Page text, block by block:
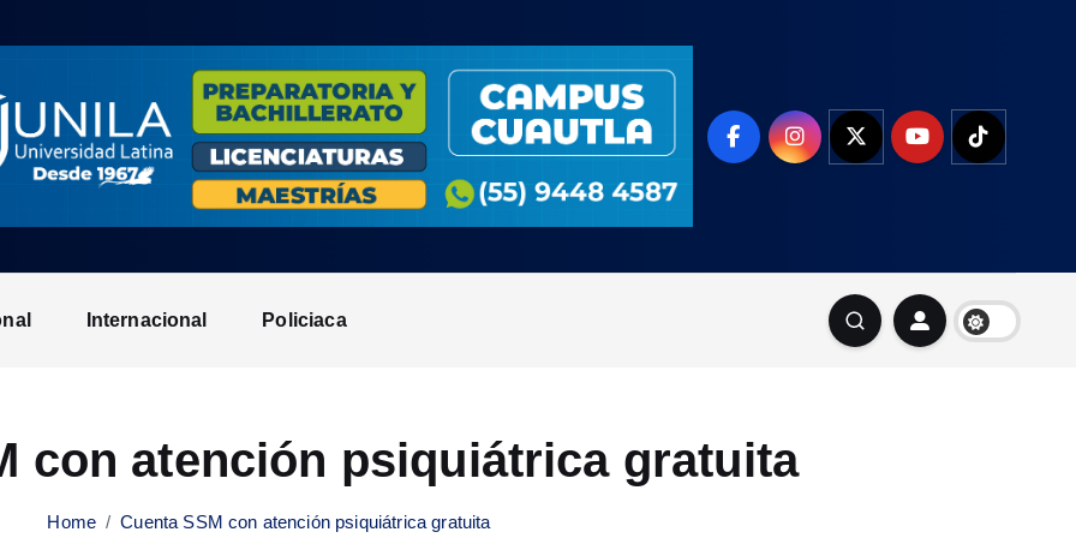
Internacional Policiaca
con atención psiquiátrica gratuita
Home Cuenta SSM con atención psiquiátrica gratuita